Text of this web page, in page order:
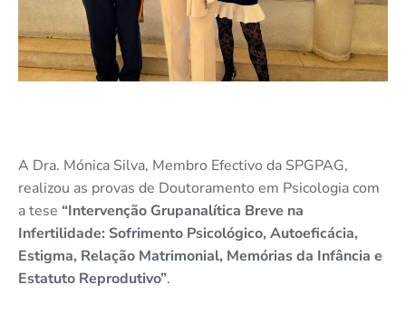
A Dra. Mónica Silva, Membro Efectivo da SPGPAG,
realizou as provas de Doutoramento em Psicologia com
a tese “Intervenção Grupanalítica Breve na
Infertilidade: Sofrimento Psicológico, Autoeficácia,
Estigma, Relação Matrimonial, Memórias da Infância e
Estatuto Reprodutivo”.